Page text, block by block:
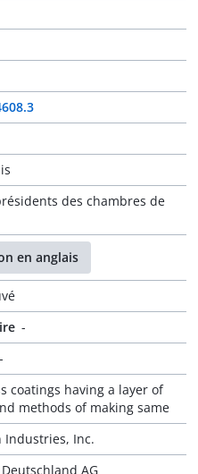
des chambres de
en anglais
-
-
coatings having a layer of
methods of making same
Industries, Inc.
AG